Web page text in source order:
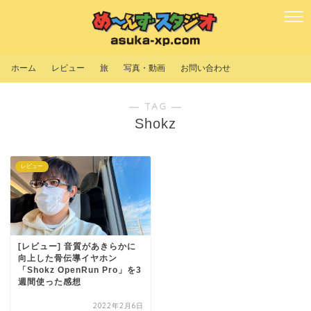
ホーム レビュー 旅 写真・動画 お問い合わせ
― TAG ―
Shokz
レビュー
[レビュー] 音質があきらかに
向上した骨伝導イヤホン
「Shokz OpenRun Pro」を3
週間使った感想
2022年2月6日